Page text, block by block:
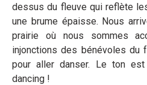
dessus du fleuve qui reflète
une brume épaisse. Nous
prairie où nous sommes
injonctions des bénévoles du
pour aller danser. Le ton
dancing !